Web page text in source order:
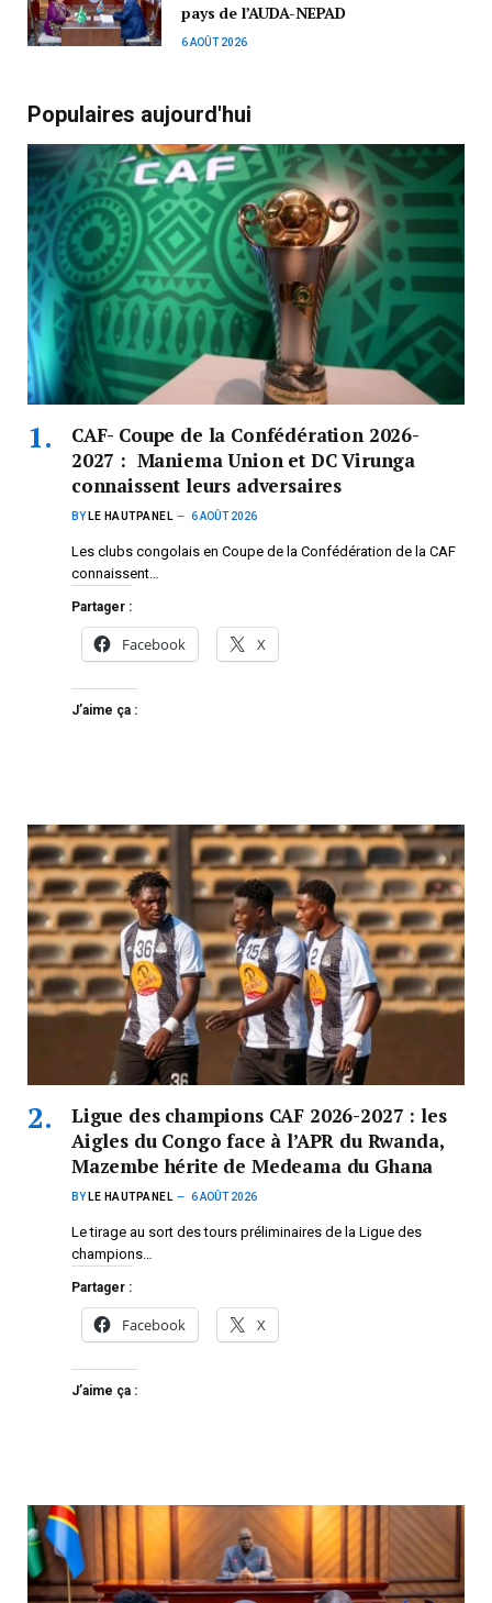
pays de l’AUDA-NEPAD
6 AOÛT 2026
Populaires aujourd'hui
CAF- Coupe de la Confédération 2026-
2027 : Maniema Union et DC Virunga
connaissent leurs adversaires
BY LE HAUTPANEL 6 AOÛT 2026
Les clubs congolais en Coupe de la Confédération de la CAF
connaissent…
Partager :
Facebook X
J’aime ça :
Ligue des champions CAF 2026-2027 : les
Aigles du Congo face à l’APR du Rwanda,
Mazembe hérite de Medeama du Ghana
BY LE HAUTPANEL 6 AOÛT 2026
Le tirage au sort des tours préliminaires de la Ligue des
champions…
Partager :
Facebook X
J’aime ça :